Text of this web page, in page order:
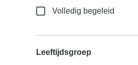
Volledig begeleid
Leeftijdsgroep